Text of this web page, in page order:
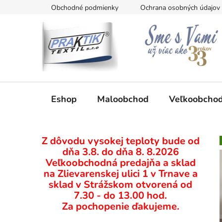
Obchodné podmienky Ochrana osobných údajov
Eshop Maloobchod
o
č
n
Z dôvodu vysokej teploty bude od
dňa 3.8. do dňa 8. 8.2026
Veľkoobchodná predajňa a sklad
na Zlievarenskej ulici 1 v Trnave a
sklad v Strážskom otvorená od
7.30 - do 13.00 hod.
Za pochopenie ďakujeme.